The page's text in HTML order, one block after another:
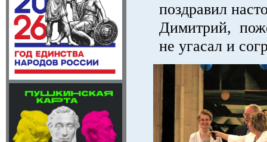
поздравил
Димитрий,
не угасал и